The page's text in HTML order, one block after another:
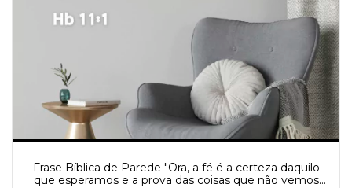
Frase Bíblica de Parede "Ora, a fé é a certeza daquilo
que esperamos e a prova das coisas que não vemos